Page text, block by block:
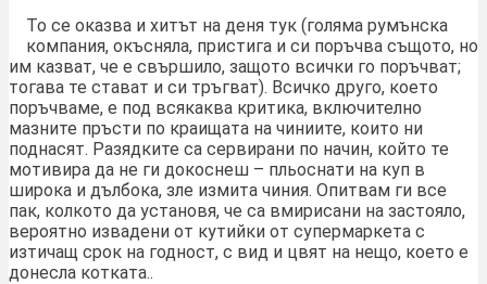
То се оказва и хитът на деня тук (голяма румънска
компания, окъсняла, пристига и си поръчва същото, но
им казват, че е свършило, защото всички го поръчват;
тогава те стават и си тръгват). Всичко друго, което
поръчваме, е под всякаква критика, включително
мазните пръсти по краищата на чиниите, които ни
поднасят. Разядките са сервирани по начин, който те
мотивира да не ги докоснеш – пльоснати на куп в
широка и дълбока, зле измита чиния. Опитвам ги все
пак, колкото да установя, че са вмирисани на застояло,
вероятно извадени от кутийки от супермаркета с
изтичащ срок на годност, с вид и цвят на нещо, което е
донесла котката..